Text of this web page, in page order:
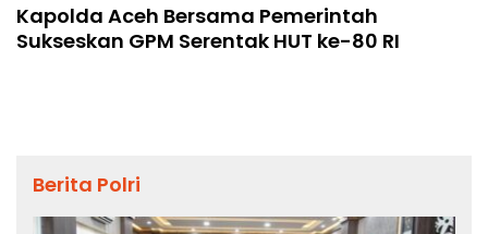
Kapolda Aceh Bersama Pemerintah
Sukseskan GPM Serentak HUT ke-80 RI
Berita Polri